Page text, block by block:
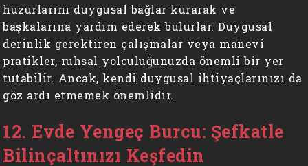
huzurlarını duygusal bağlar kurarak ve
başkalarına yardım ederek bulurlar. Duygusal
derinlik gerektiren çalışmalar veya manevi
pratikler, ruhsal yolculuğunuzda önemli bir yer
tutabilir. Ancak, kendi duygusal ihtiyaçlarınızı da
göz ardı etmemek önemlidir.
12. Evde Yengeç Burcu: Şefkatle
Bilinçaltınızı Keşfedin